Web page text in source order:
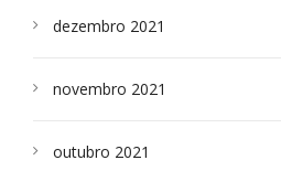
dezembro 2021
novembro 2021
outubro 2021